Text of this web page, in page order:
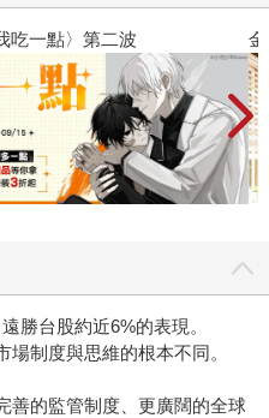
吃一點〉第二波
勝台股約近6%的表現。
制度與思維的根本不同。
善的監管制度、更廣闊的全球